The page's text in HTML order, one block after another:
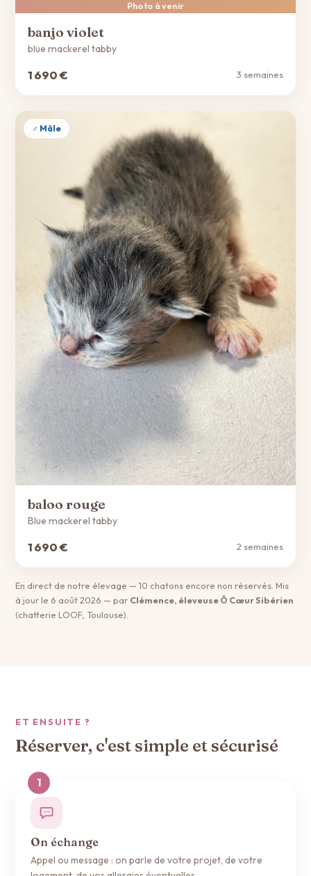
Photo à venir
banjo violet
blue mackerel tabby
1 690 € 3 semaines
♂ Mâle
baloo rouge
Blue mackerel tabby
1 690 € 2 semaines
En direct de notre élevage — 10 chatons encore non réservés. Mis
à jour le 6 août 2026 — par Clémence, éleveuse Ô Cœur Sibérien
(chatterie LOOF, Toulouse).
ET ENSUITE ?
Réserver, c'est simple et sécurisé
On échange
Appel ou message : on parle de votre projet, de votre